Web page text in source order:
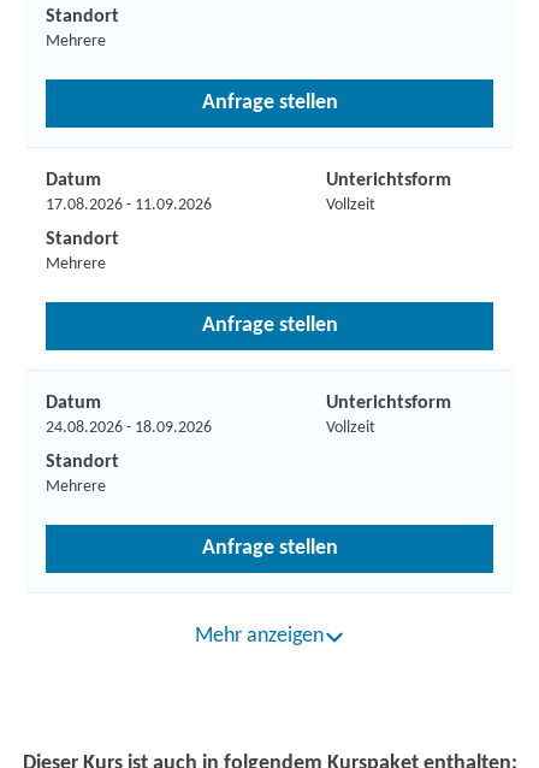
Standort
Mehrere
Anfrage stellen
Datum
17.08.2026 - 11.09.2026
Unterichtsform
Vollzeit
Standort
Mehrere
Anfrage stellen
Datum
24.08.2026 - 18.09.2026
Unterichtsform
Vollzeit
Standort
Mehrere
Anfrage stellen
Mehr anzeigen